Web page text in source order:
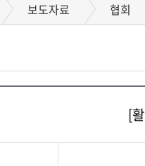
보도자료 협회
[